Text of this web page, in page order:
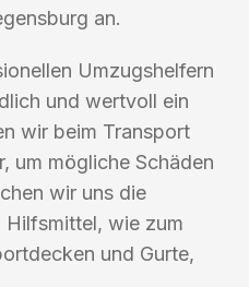
an.
Umzugshelfern
und wertvoll ein
wir beim Transport
um mögliche Schäden
wir uns die
Hilfsmittel, wie zum
und Gurte,